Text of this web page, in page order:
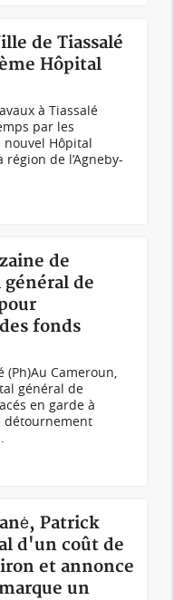
de Tiassalé
Hôpital
à Tiassalé
par les
Hôpital
de l’Agneby-
de
de
fonds
(Ph)Au Cameroun,
général de
en garde à
détournement
Patrick
d'un coût de
et annonce
un